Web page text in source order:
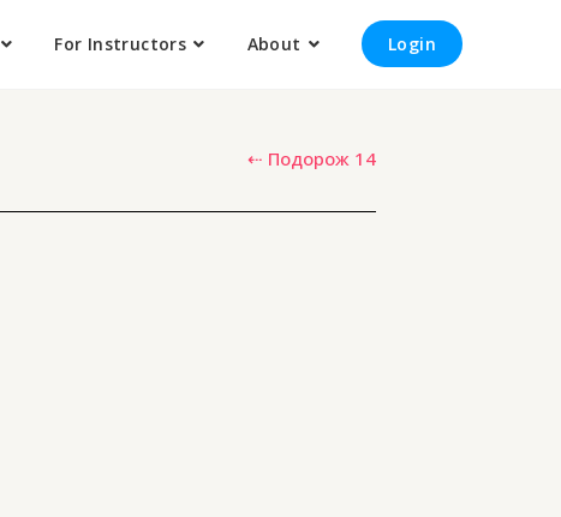
For Instructors About Login
⇠ Подорож 14